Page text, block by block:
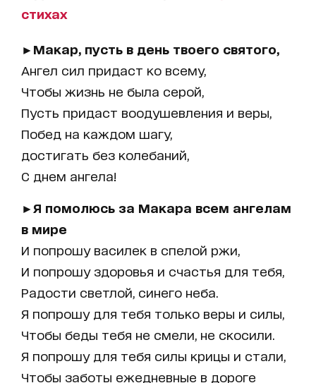
стихах
►Макар, пусть в день твоего святого,
Ангел сил придаст ко всему,
Чтобы жизнь не была серой,
Пусть придаст воодушевления и веры,
Побед на каждом шагу,
достигать без колебаний,
С днем ангела!
►Я помолюсь за Макара всем ангелам
в мире
И попрошу василек в спелой ржи,
И попрошу здоровья и счастья для тебя,
Радости светлой, синего неба.
Я попрошу для тебя только веры и силы,
Чтобы беды тебя не смели, не скосили.
Я попрошу для тебя силы крицы и стали,
Чтобы заботы ежедневные в дороге